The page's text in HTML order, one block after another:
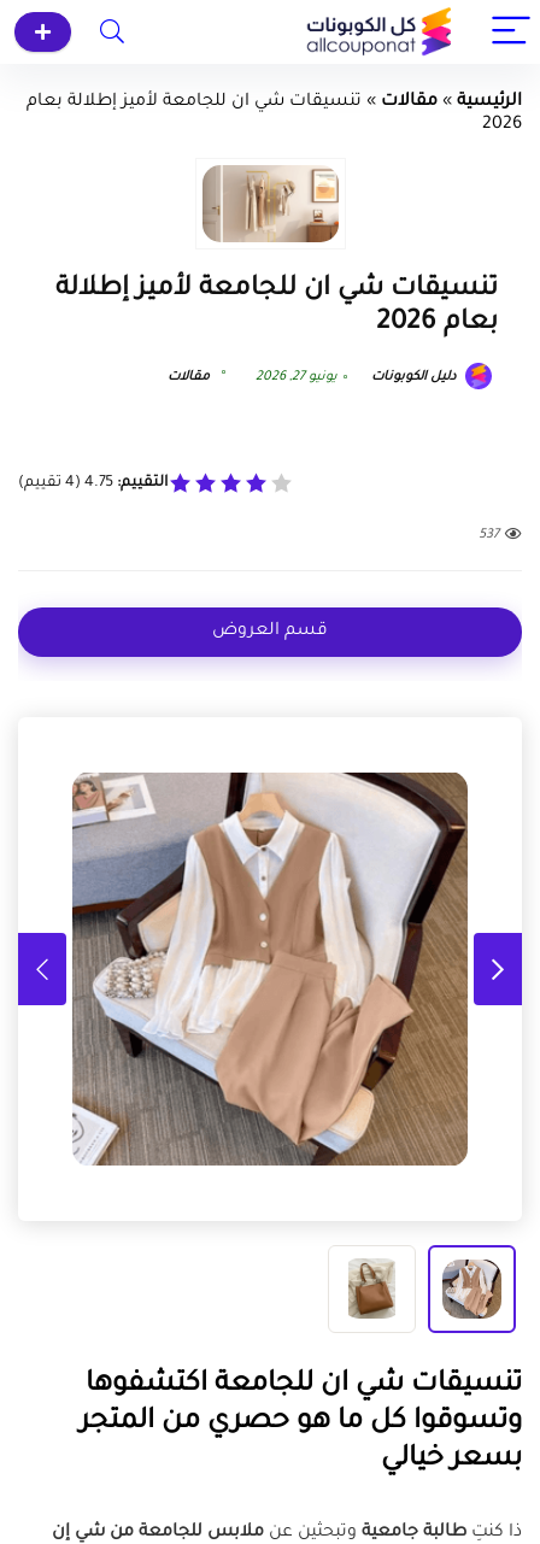
الرئيسية » مقالات » تنسيقات شي ان للجامعة لأميز إطلالة بعام
2026
تنسيقات شي ان للجامعة لأميز إطلالة
بعام 2026
دليل الكوبونات يونيو 27, 2026 مقالات
التقييم: 4.75
(
4 تقييم)
537
قسم العروض
تنسيقات شي ان للجامعة اكتشفوها
وتسوقوا كل ما هو حصري من المتجر
بسعر خيالي
ذا كنتِ طالبة جامعية وتبحثين عن ملابس للجامعة من شي إن